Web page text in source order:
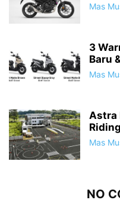
Mas
3
Baru
Mas
Astra
Mas
NO